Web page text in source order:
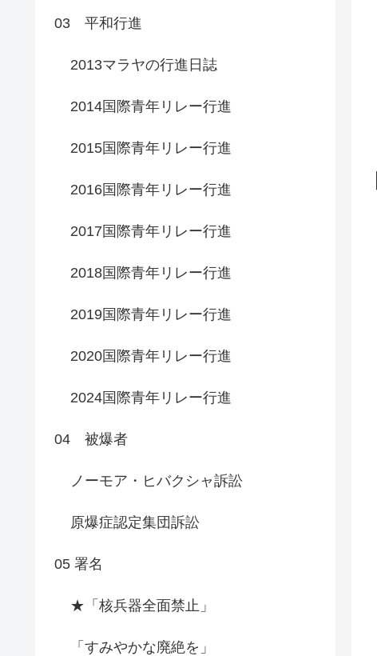
03 平和行進
2013マラヤの行進日誌
2014国際青年リレー行進
2015国際青年リレー行進
2016国際青年リレー行進
2017国際青年リレー行進
2018国際青年リレー行進
2019国際青年リレー行進
2020国際青年リレー行進
2024国際青年リレー行進
04 被爆者
ノーモア・ヒバクシャ訴訟
原爆症認定集団訴訟
05 署名
★「核兵器全面禁止」
「すみやかな廃絶を」